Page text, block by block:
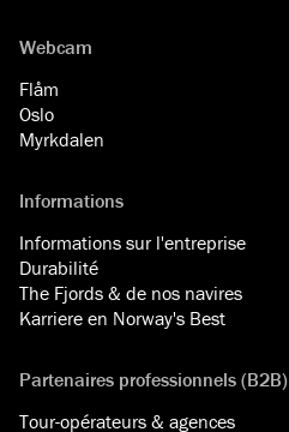
Webcam
Flåm
Oslo
Myrkdalen
Informations
Informations sur l'entreprise
Durabilité
The Fjords & de nos navires
Karriere en Norway's Best
Partenaires professionnels (B2B)
Tour-opérateurs & agences